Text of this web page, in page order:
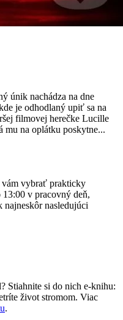
únik nachádza na dne
je odhodlaný upiť sa na
filmovej herečke Lucille
mu na oplátku poskytne...
vám vybrať prakticky
v pracovný deň,
najneskôr nasledujúci
Stiahnite si do nich e-knihu:
život stromom. Viac
.